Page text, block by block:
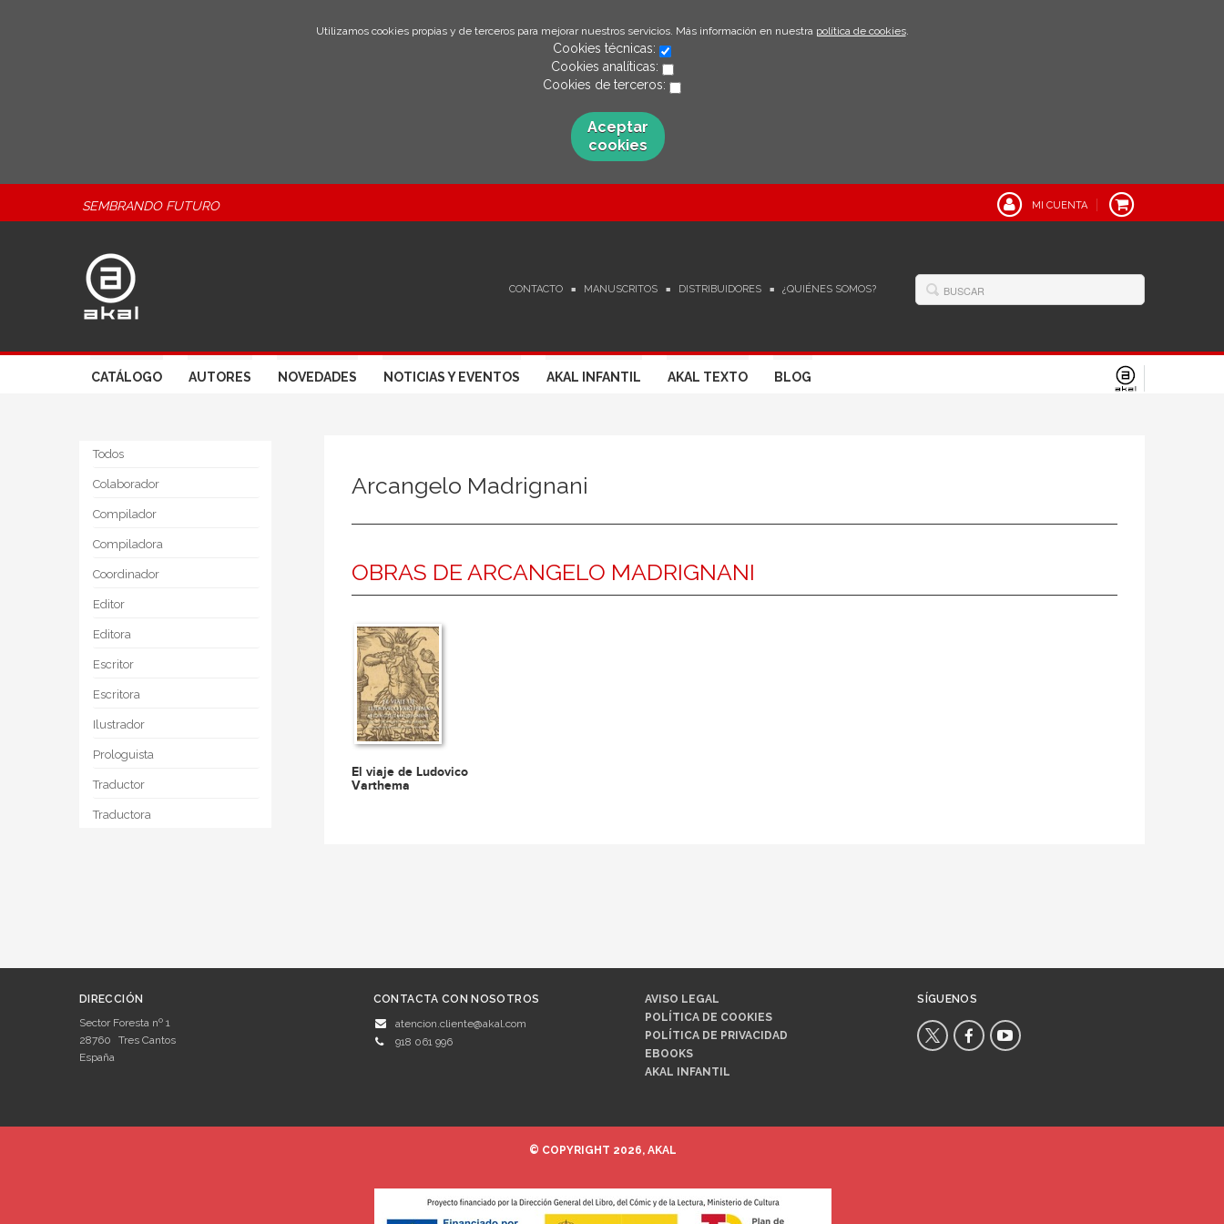
Utilizamos cookies propias y de terceros para mejorar nuestros servicios. Más información en nuestra política de cookies.
Cookies técnicas:
Cookies analíticas:
Cookies de terceros:
Aceptar
cookies
SEMBRANDO FUTURO MI CUENTA
CONTACTO MANUSCRITOS DISTRIBUIDORES ¿QUIÉNES SOMOS?
CATÁLOGO AUTORES NOVEDADES NOTICIAS Y EVENTOS AKAL INFANTIL AKAL TEXTO BLOG
Todos
Colaborador
Compilador
Compiladora
Coordinador
Editor
Editora
Escritor
Escritora
Ilustrador
Prologuista
Traductor
Traductora
Arcangelo Madrignani
OBRAS DE ARCANGELO MADRIGNANI
El viaje de Ludovico
Varthema
DIRECCIÓN
Sector Foresta nº 1
28760
Tres Cantos
España
CONTACTA CON NOSOTROS
atencion.cliente@akal.com
918 061 996
AVISO LEGAL
POLÍTICA DE COOKIES
POLÍTICA DE PRIVACIDAD
EBOOKS
AKAL INFANTIL
SÍGUENOS
© COPYRIGHT 2026, AKAL